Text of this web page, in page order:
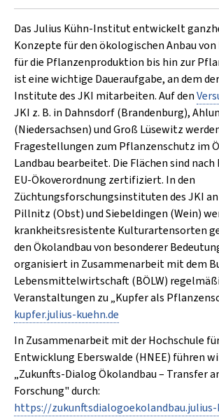
Das Julius Kühn-Institut entwickelt
Konzepte für den ökologischen Anbau
für die Pflanzenproduktion bis hin zur
ist eine wichtige Daueraufgabe, an dem
Institute des JKI mitarbeiten. Auf den
JKI z. B. in Dahnsdorf (Brandenburg),
(Niedersachsen) und Groß Lüsewitz
Fragestellungen zum Pflanzenschutz im
Landbau bearbeitet. Die Flächen sind
EU-Ökoverordnung zertifiziert. In den
Züchtungsforschungsinstituten des JKI
Pillnitz (Obst) und Siebeldingen (Wein)
krankheitsresistente Kulturartensorten
den Ökolandbau von besonderer
organisiert in Zusammenarbeit mit dem
Lebensmittelwirtschaft (BÖLW)
Veranstaltungen zu „Kupfer als
kupfer.julius-kuehn.de
In Zusammenarbeit mit der Hochschule
Entwicklung Eberswalde (HNEE) führen
„Zukunfts-Dialog Ökolandbau – Transfer
Forschung" durch:
https://zukunftsdialogoekolandbau.julius-